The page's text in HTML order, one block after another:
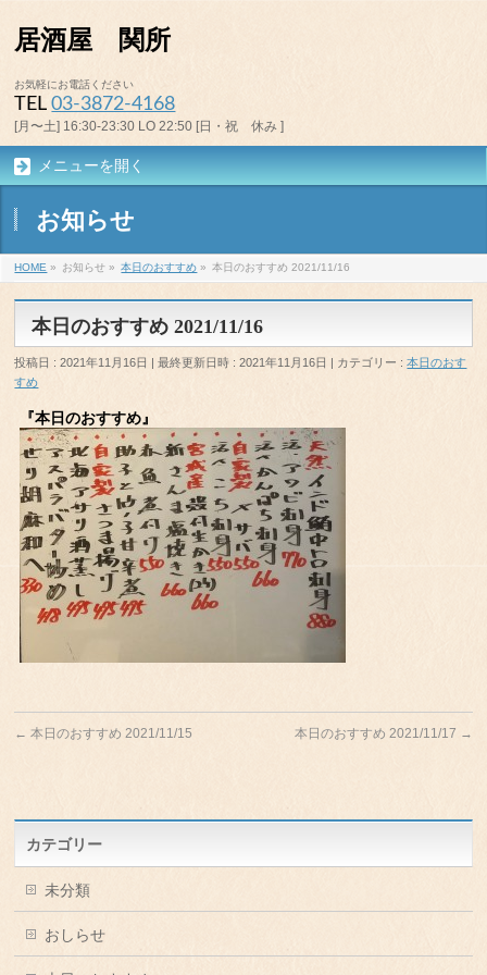
居酒屋 関所
お気軽にお電話ください
TEL03-3872-4168
[月〜土] 16:30-23:30 LO 22:50 [日・祝 休み ]
メニューを開く
お知らせ
HOME » お知らせ » 本日のおすすめ » 本日のおすすめ 2021/11/16
本日のおすすめ 2021/11/16
投稿日 : 2021年11月16日 最終更新日時 : 2021年11月16日 カテゴリー :本日のおす
すめ
『本日のおすすめ』
← 本日のおすすめ 2021/11/15 本日のおすすめ 2021/11/17 →
カテゴリー
未分類
おしらせ